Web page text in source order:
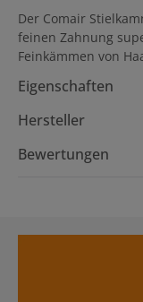
Der Comair
feinen Zahnung
Feinkämmen von
Eigenschaften
Hersteller
Bewertungen